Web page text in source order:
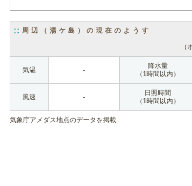
周辺（湯ケ島）の現在のようす
（
気温 -
降水量
（1時間以内）
風速 -
日照時間
（1時間以内）
気象庁アメダス地点のデータを掲載